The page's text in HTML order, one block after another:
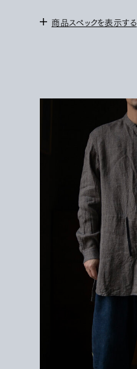
商品スペックを表示する